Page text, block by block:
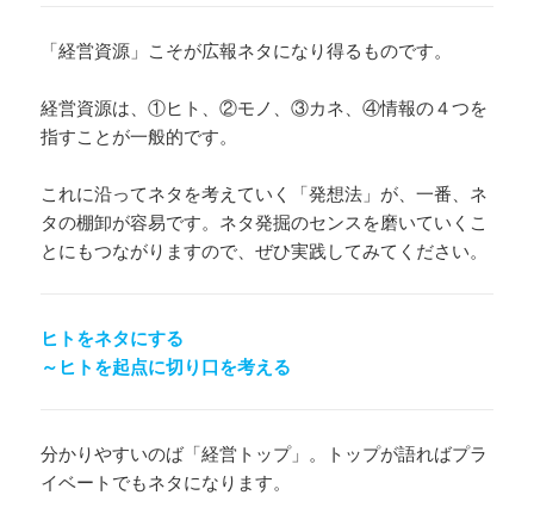
「経営資源」こそが広報ネタになり得るものです。
経営資源は、①ヒト、②モノ、③カネ、④情報の４つを
指すことが一般的です。
これに沿ってネタを考えていく「発想法」が、一番、ネ
タの棚卸が容易です。ネタ発掘のセンスを磨いていくこ
とにもつながりますので、ぜひ実践してみてください。
ヒトをネタにする
～ヒトを起点に切り口を考える
分かりやすいのば「経営トップ」。トップが語ればプラ
イベートでもネタになります。